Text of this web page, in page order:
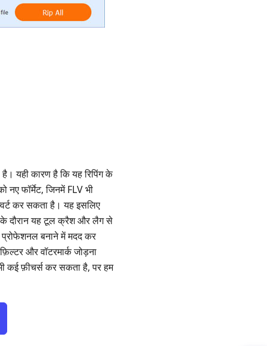
यही कारण है कि यह रिपिंग के
फॉर्मेट, जिनमें FLV भी
कर सकता है। यह इसलिए
के दौरान यह टूल क्रैश और लैग से
बनाने में मदद कर
और वॉटरमार्क जोड़ना
कई फ़ीचर्स कर सकता है, पर हम